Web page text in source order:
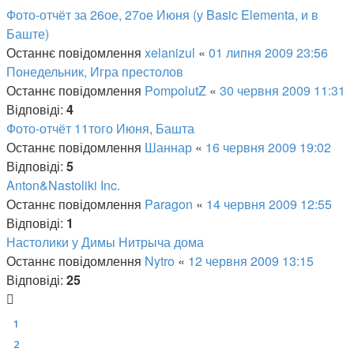
Фото-отчёт за 26ое, 27ое Июня (у Basic Elementa, и в
Баште)
Останнє повідомлення xelanizul « 01 липня 2009 23:56
Понедельник, Игра престолов
Останнє повідомлення PompolutZ « 30 червня 2009 11:31
Відповіді: 4
Фото-отчёт 11того Июня, Башта
Останнє повідомлення Шаннар « 16 червня 2009 19:02
Відповіді: 5
Anton&Nastoliki Inc.
Останнє повідомлення Paragon « 14 червня 2009 12:55
Відповіді: 1
Настолики у Димы Нитрыча дома
Останнє повідомлення Nytro « 12 червня 2009 13:15
Відповіді: 25
1
2